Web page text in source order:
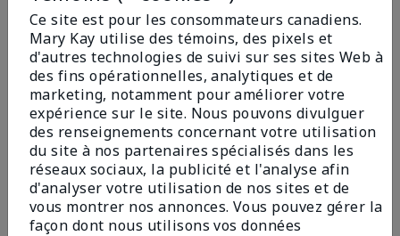
agrumes
29,00 $
Ajouter au sac Ajouter au sac
Ce site est pour les consommateurs canadiens.
Mary Kay utilise des témoins, des pixels et
d'autres technologies de suivi sur ses sites Web à
des fins opérationnelles, analytiques et de
marketing, notamment pour améliorer votre
expérience sur le site. Nous pouvons divulguer
des renseignements concernant votre utilisation
du site à nos partenaires spécialisés dans les
réseaux sociaux, la publicité et l'analyse afin
d'analyser votre utilisation de nos sites et de
vous montrer nos annonces. Vous pouvez gérer la
façon dont nous utilisons vos données